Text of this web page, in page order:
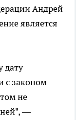
Андрей
является
дату
с законом
не
—